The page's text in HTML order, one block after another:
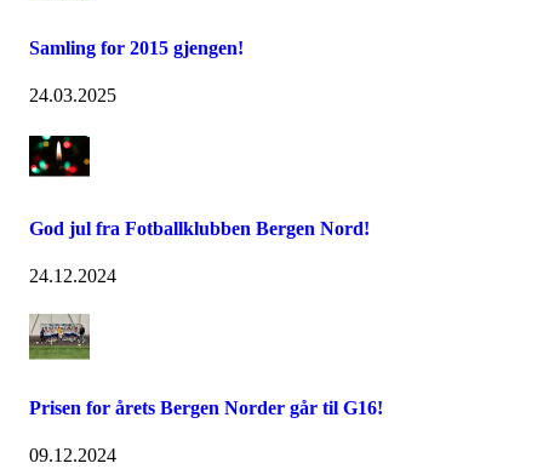
Samling for 2015 gjengen!
24.03.2025
God jul fra Fotballklubben Bergen Nord!
24.12.2024
Prisen for årets Bergen Norder går til G16!
09.12.2024